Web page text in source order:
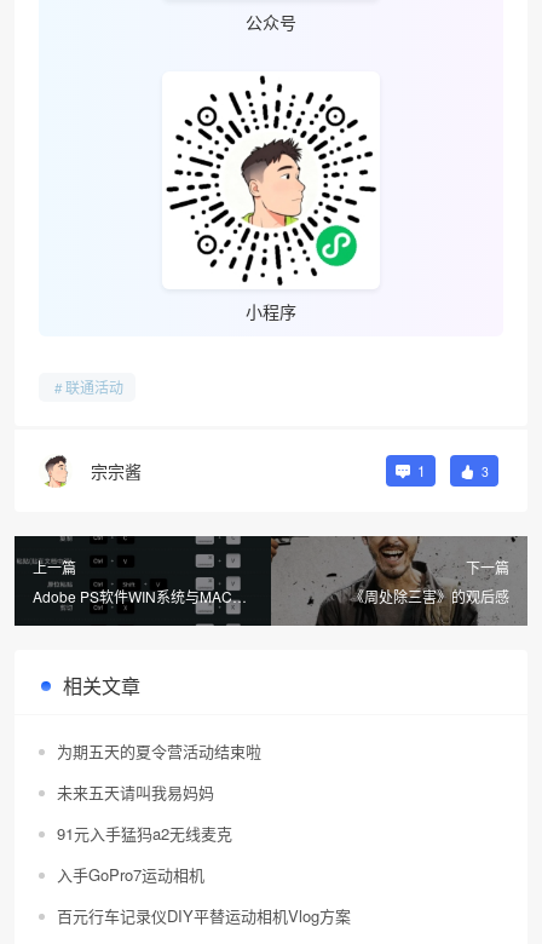
公众号
小程序
联通活动
宗宗酱 1 3
上一篇
Adobe PS软件WIN系统与MAC系
统快捷键对照
下一篇
《周处除三害》的观后感
相关文章
为期五天的夏令营活动结束啦
未来五天请叫我易妈妈
91元入手猛犸a2无线麦克
入手GoPro7运动相机
百元行车记录仪DIY平替运动相机Vlog方案